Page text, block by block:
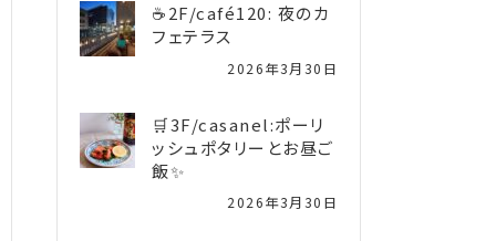
☕2F/café120: 夜のカ
フェテラス
2026年3月30日
🛒3F/casanel:ポーリ
ッシュポタリーとお昼ご
飯✨
2026年3月30日